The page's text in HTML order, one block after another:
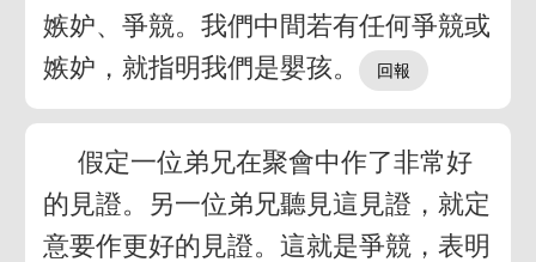
嫉妒、爭競。我們中間若有任何爭競或
嫉妒，就指明我們是嬰孩。
假定一位弟兄在聚會中作了非常好
的見證。另一位弟兄聽見這見證，就定
意要作更好的見證。這就是爭競，表明